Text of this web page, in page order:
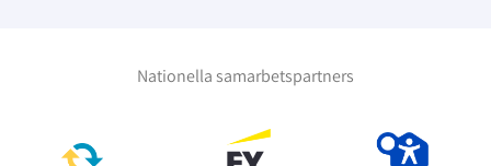
Nationella samarbetspartners